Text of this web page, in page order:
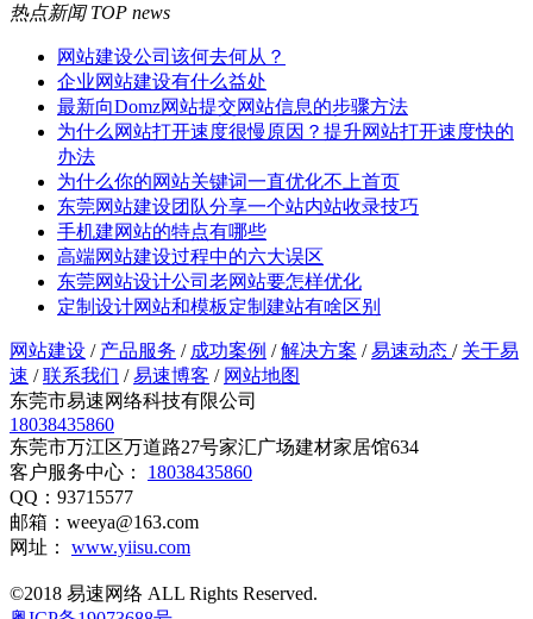
热点新闻TOP news
网站建设公司该何去何从？
企业网站建设有什么益处
最新向Domz网站提交网站信息的步骤方法
为什么网站打开速度很慢原因？提升网站打开速度快的
办法
为什么你的网站关键词一直优化不上首页
东莞网站建设团队分享一个站内站收录技巧
手机建网站的特点有哪些
高端网站建设过程中的六大误区
东莞网站设计公司老网站要怎样优化
定制设计网站和模板定制建站有啥区别
网站建设 / 产品服务 / 成功案例 / 解决方案 / 易速动态 / 关于易
速 / 联系我们 / 易速博客 / 网站地图
东莞市易速网络科技有限公司
18038435860
东莞市万江区万道路27号家汇广场建材家居馆634
客户服务中心： 18038435860
QQ：93715577
邮箱：weeya@163.com
网址： www.yiisu.com
©2018 易速网络 ALL Rights Reserved.